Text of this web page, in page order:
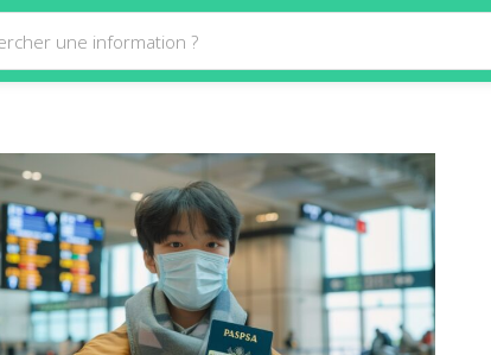
une information ?